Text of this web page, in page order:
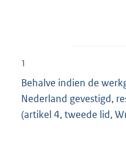
1
Behalve indien de
Nederland gevestigd,
(artikel 4, tweede lid,